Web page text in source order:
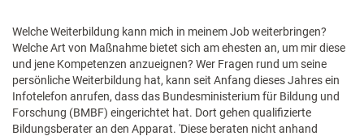
Welche Weiterbildung kann mich in meinem Job weiterbringen?
Welche Art von Maßnahme bietet sich am ehesten an, um mir diese
und jene Kompetenzen anzueignen? Wer Fragen rund um seine
persönliche Weiterbildung hat, kann seit Anfang dieses Jahres ein
Infotelefon anrufen, dass das Bundesministerium für Bildung und
Forschung (BMBF) eingerichtet hat. Dort gehen qualifizierte
Bildungsberater an den Apparat. 'Diese beraten nicht anhand